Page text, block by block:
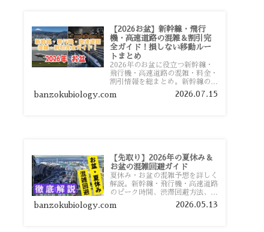
【2026お盆】新幹線・飛行
機・高速道路の混雑＆割引完
全ガイド！損しない移動ルー
トまとめ
2026年のお盆に役立つ新幹線・
飛行機・高速道路の混雑・料金・
割引情報を総まとめ。新幹線の予
約や最繁忙期料金、飛行機を安く
予約するコツ、高速道路の休日割
banzokubiology.com 2026.07.15
【先取り】2026年の夏休み＆
お盆の混雑回避ガイド
夏休み・お盆の混雑予想を詳しく
解説。新幹線・飛行機・高速道路
のピーク時間、渋滞回避方法、混
雑しやすい観光地、交通手段別の
特徴まで旅行者向けに分かりやす
banzokubiology.com 2026.05.13